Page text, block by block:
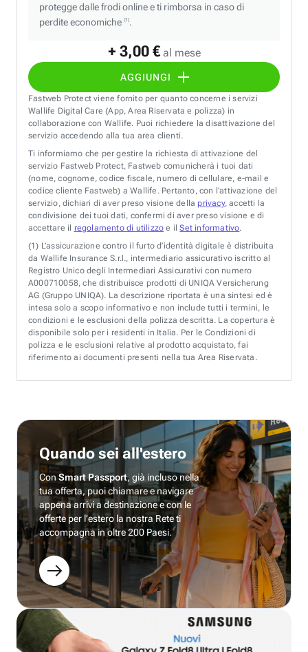
+ 3,00 € al mese
AGGIUNGI
protegge dalle frodi online e ti rimborsa in caso di
perdite economiche (1).
Fastweb Protect viene fornito per quanto concerne i servizi
Wallife Digital Care (App, Area Riservata e polizza) in
collaborazione con Wallife. Puoi richiedere la disattivazione del
servizio accedendo alla tua area clienti.
Ti informiamo che per gestire la richiesta di attivazione del
servizio Fastweb Protect, Fastweb comunicherà i tuoi dati
(nome, cognome, codice fiscale, numero di cellulare, e-mail e
codice cliente Fastweb) a Wallife. Pertanto, con l’attivazione del
servizio, dichiari di aver preso visione della privacy, accetti la
condivisione dei tuoi dati, confermi di aver preso visione e di
accettare il regolamento di utilizzo e ilSet informativo.
(1) L’assicurazione contro il furto d’identità digitale è distribuita
da Wallife Insurance S.r.l., intermediario assicurativo iscritto al
Registro Unico degli Intermediari Assicurativi con numero
A000710058, che distribuisce prodotti di UNIQA Versicherung
AG (Gruppo UNIQA). La descrizione riportata è una sintesi ed è
intesa solo a scopo informativo e non include tutti i termini, le
condizioni e le esclusioni della polizza descritta. La copertura è
disponibile solo per i residenti in Italia. Per le Condizioni di
polizza e le esclusioni relative al prodotto acquistato, fai
riferimento ai documenti presenti nella tua Area Riservata.
Quando sei all'estero
ConSmart Passport, già incluso nella
tua offerta, puoi chiamare e navigare
appena arrivi a destinazione e con le
offerte per l’estero la nostra Rete ti
accompagna in oltre 200 Paesi.